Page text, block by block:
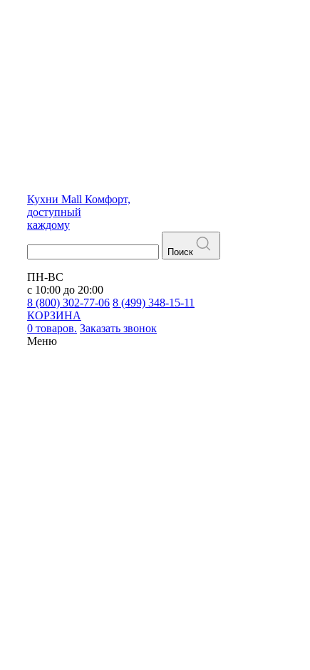
Кухни Mall Комфорт,
доступный
каждому
Поиск
ПН-ВС
с 10:00 до 20:00
8 (800) 302-77-06 8 (499) 348-15-11
КОРЗИНА
0 товаров. Заказать звонок
Меню